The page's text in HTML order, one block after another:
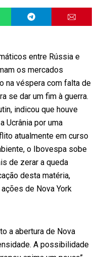
entre Rússia e
os mercados
na véspera com falta de
se dar um fim à guerra.
indicou que houve
Ucrânia por uma
atualmente em curso
o Ibovespa sobe
de zerar a queda
desta matéria,
de Nova York
a abertura de Nova
A possibilidade